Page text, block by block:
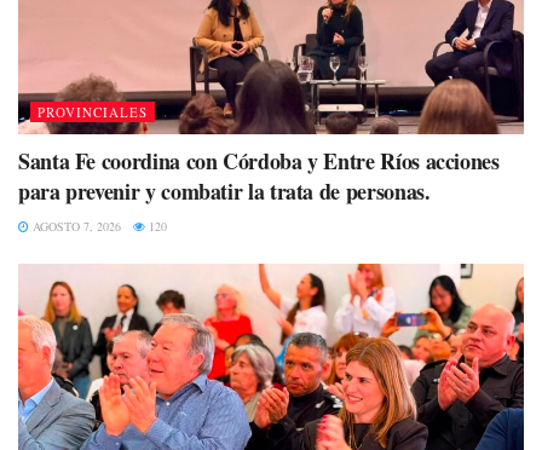
PROVINCIALES
Santa Fe coordina con Córdoba y Entre Ríos acciones
para prevenir y combatir la trata de personas.
AGOSTO 7, 2026 120